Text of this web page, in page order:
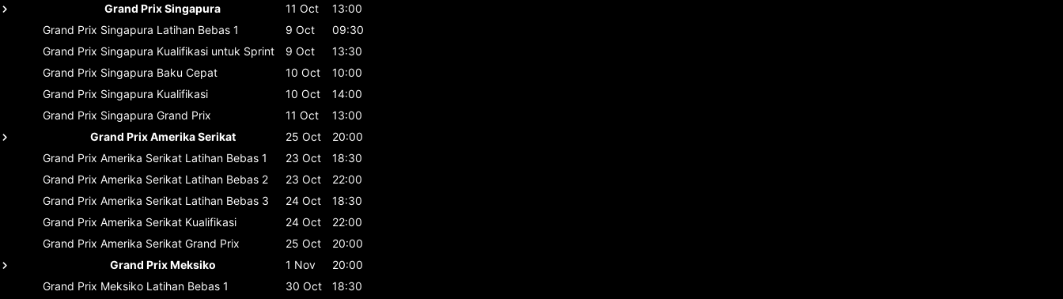
Grand Prix Singapura
11 Oct
13:00
Grand Prix Singapura Latihan Bebas 1 9 Oct
09:30
Grand Prix Singapura Kualifikasi untuk Sprint 9 Oct
13:30
Grand Prix Singapura Baku Cepat 10 Oct
10:00
Grand Prix Singapura Kualifikasi 10 Oct
14:00
Grand Prix Singapura Grand Prix 11 Oct
13:00
Grand Prix Amerika Serikat
25 Oct
20:00
Grand Prix Amerika Serikat Latihan Bebas 1 23 Oct
18:30
Grand Prix Amerika Serikat Latihan Bebas 2 23 Oct
22:00
Grand Prix Amerika Serikat Latihan Bebas 3 24 Oct
18:30
Grand Prix Amerika Serikat Kualifikasi 24 Oct
22:00
Grand Prix Amerika Serikat Grand Prix 25 Oct
20:00
Grand Prix Meksiko
1 Nov
20:00
Grand Prix Meksiko Latihan Bebas 1 30 Oct 18:30